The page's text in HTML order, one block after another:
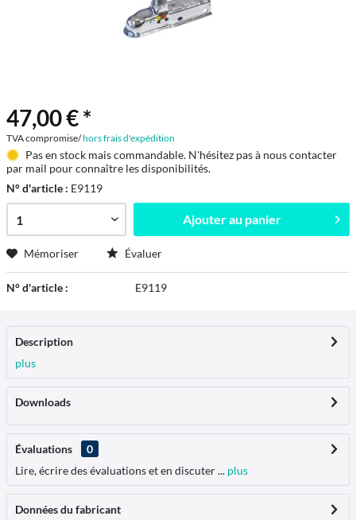
47,00 € *
TVA compromise/hors frais d'expédition
Pas en stock mais commandable. N'hésitez pas à nous contacter
par mail pour connaître les disponibilités.
N° d'article : E9119
Ajouter au panier
Mémoriser Évaluer
N° d'article : E9119
Description
plus
Downloads
Évaluations
0
Lire, écrire des évaluations et en discuter ... plus
Données du fabricant